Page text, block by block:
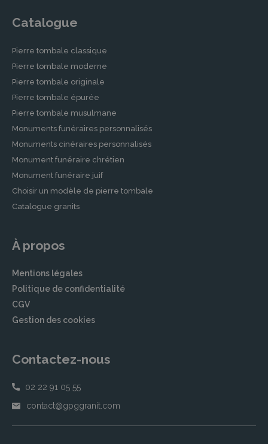
Catalogue
Pierre tombale classique
Pierre tombale moderne
Pierre tombale originale
Pierre tombale épurée
Pierre tombale musulmane
Monuments funéraires personnalisés
Monuments cinéraires personnalisés
Monument funéraire chrétien
Monument funéraire juif
Choisir un modèle de pierre tombale
Catalogue granits
À propos
Mentions légales
Politique de confidentialité
CGV
Gestion des cookies
Contactez-nous
02 22 91 05 55
contact@gpggranit.com